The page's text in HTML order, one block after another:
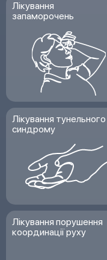
Лікування
запаморочень
Лікування тунельного
синдрому
Лікування порушення
координації руху